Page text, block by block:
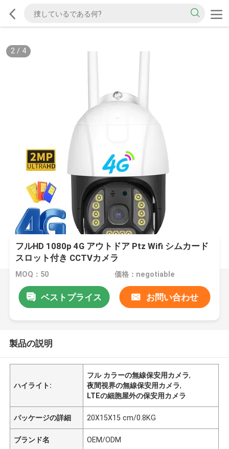
3/ 4
フルHD 1080p 4G アウトドア Ptz Wifi シムカード
スロット付き CCTVカメラ
MOQ：50 価格：negotiable
ベストプライス お問い合わせ
製品の説明
ハイライト:
フル カラーの無線保安用カメラ,
夜間視界の無線保安用カメラ,
LTEの細胞屋外の保安用カメラ
パッケージの詳細 20X15X15 cm/0.8KG
ブランド名 OEM/ODM